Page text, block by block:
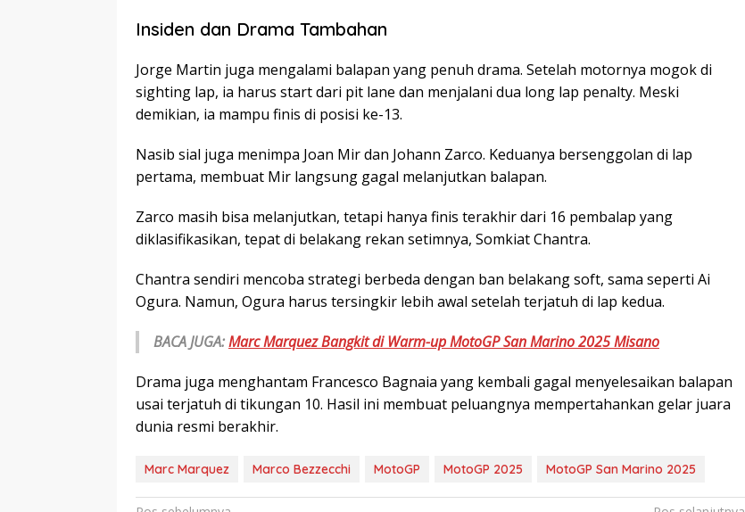
Insiden dan Drama Tambahan
Jorge Martin juga mengalami balapan yang penuh drama. Setelah motornya mogok di
sighting lap, ia harus start dari pit lane dan menjalani dua long lap penalty. Meski
demikian, ia mampu finis di posisi ke-13.
Nasib sial juga menimpa Joan Mir dan Johann Zarco. Keduanya bersenggolan di lap
pertama, membuat Mir langsung gagal melanjutkan balapan.
Zarco masih bisa melanjutkan, tetapi hanya finis terakhir dari 16 pembalap yang
diklasifikasikan, tepat di belakang rekan setimnya, Somkiat Chantra.
Chantra sendiri mencoba strategi berbeda dengan ban belakang soft, sama seperti Ai
Ogura. Namun, Ogura harus tersingkir lebih awal setelah terjatuh di lap kedua.
BACA JUGA:Marc Marquez Bangkit di Warm-up MotoGP San Marino 2025 Misano
Drama juga menghantam Francesco Bagnaia yang kembali gagal menyelesaikan balapan
usai terjatuh di tikungan 10. Hasil ini membuat peluangnya mempertahankan gelar juara
dunia resmi berakhir.
Marc Marquez Marco Bezzecchi MotoGP MotoGP 2025 MotoGP San Marino 2025